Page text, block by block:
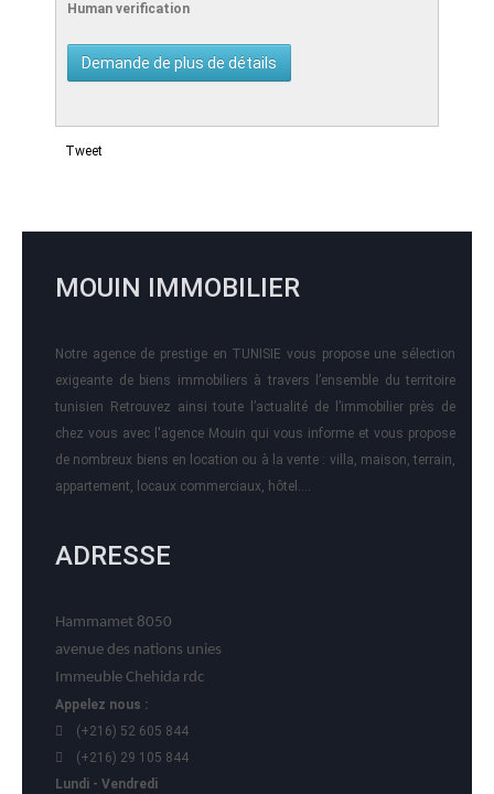
Human verification
Tweet
MOUIN IMMOBILIER
Notre agence de prestige en TUNISIE vous propose une sélection
exigeante de biens immobiliers à travers l’ensemble du territoire
tunisien Retrouvez ainsi toute l’actualité de l’immobilier près de
chez vous avec l'agence Mouin qui vous informe et vous propose
de nombreux biens en location ou à la vente : villa, maison, terrain,
appartement, locaux commerciaux, hôtel….
ADRESSE
Hammamet 8050
avenue des nations unies
Immeuble Chehida rdc
Appelez nous :
(+216) 52 605 844
(+216) 29 105 844
Lundi - Vendredi